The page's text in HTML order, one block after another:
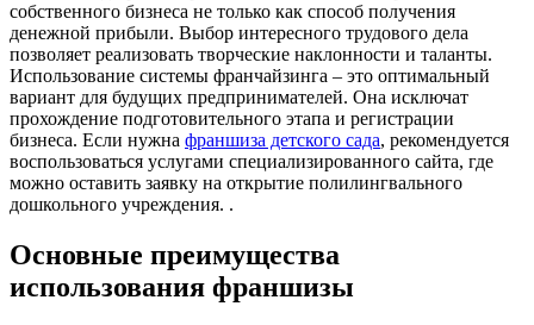
собственного бизнеса не только как способ получения
денежной прибыли. Выбор интересного трудового дела
позволяет реализовать творческие наклонности и таланты.
Использование системы франчайзинга – это оптимальный
вариант для будущих предпринимателей. Она исключат
прохождение подготовительного этапа и регистрации
бизнеса. Если нужна франшиза детского сада, рекомендуется
воспользоваться услугами специализированного сайта, где
можно оставить заявку на открытие полилингвального
дошкольного учреждения. .
Основные преимущества
использования франшизы